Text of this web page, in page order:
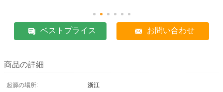
ベストプライス お問い合わせ
商品の詳細
起源の場所:
浙江